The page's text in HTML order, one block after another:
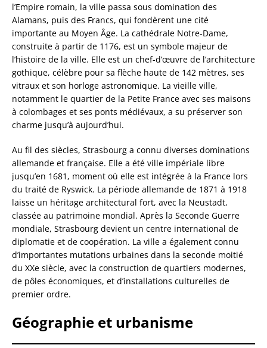
l’Empire romain, la ville passa sous domination des
Alamans, puis des Francs, qui fondèrent une cité
importante au Moyen Âge. La cathédrale Notre-Dame,
construite à partir de 1176, est un symbole majeur de
l’histoire de la ville. Elle est un chef-d’œuvre de l’architecture
gothique, célèbre pour sa flèche haute de 142 mètres, ses
vitraux et son horloge astronomique. La vieille ville,
notamment le quartier de la Petite France avec ses maisons
à colombages et ses ponts médiévaux, a su préserver son
charme jusqu’à aujourd’hui.
Au fil des siècles, Strasbourg a connu diverses dominations
allemande et française. Elle a été ville impériale libre
jusqu’en 1681, moment où elle est intégrée à la France lors
du traité de Ryswick. La période allemande de 1871 à 1918
laisse un héritage architectural fort, avec la Neustadt,
classée au patrimoine mondial. Après la Seconde Guerre
mondiale, Strasbourg devient un centre international de
diplomatie et de coopération. La ville a également connu
d’importantes mutations urbaines dans la seconde moitié
du XXe siècle, avec la construction de quartiers modernes,
de pôles économiques, et d’installations culturelles de
premier ordre.
Géographie et urbanisme